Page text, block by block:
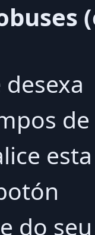
de
do seu